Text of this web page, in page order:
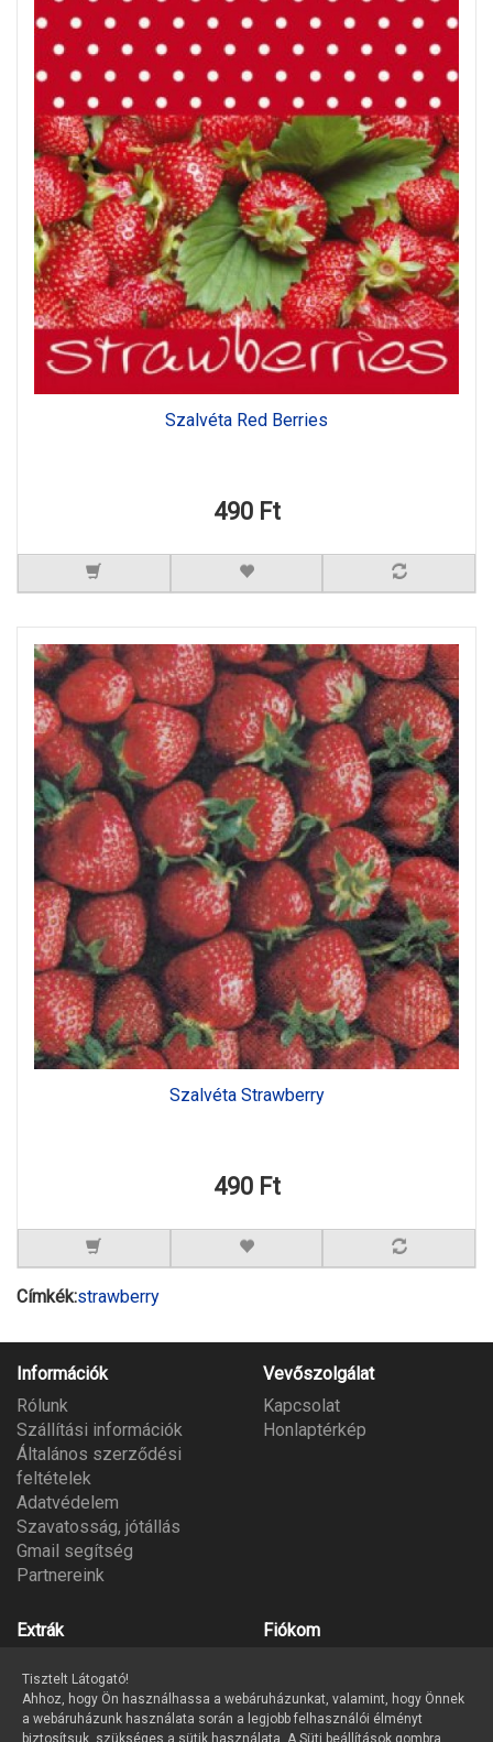
Szalvéta Red Berries
490 Ft
Szalvéta Strawberry
490 Ft
Címkék:strawberry
Információk
Rólunk
Szállítási információk
Általános szerződési
feltételek
Adatvédelem
Szavatosság, jótállás
Gmail segítség
Partnereink
Vevőszolgálat
Kapcsolat
Honlaptérkép
Extrák
Ajándék utalvány
Partner program
Fiókom
Kívánságlista
Hírlevél
Tisztelt Látogató!
Ahhoz, hogy Ön használhassa a webáruházunkat, valamint, hogy Önnek
a webáruházunk használata során a legjobb felhasználói élményt
biztosítsuk, szükséges a sütik használata. A Süti beállítások gombra